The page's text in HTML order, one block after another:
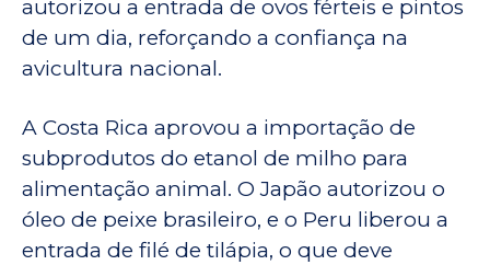
autorizou a entrada de ovos férteis e pintos
de um dia, reforçando a confiança na
avicultura nacional.
A Costa Rica aprovou a importação de
subprodutos do etanol de milho para
alimentação animal. O Japão autorizou o
óleo de peixe brasileiro, e o Peru liberou a
entrada de filé de tilápia, o que deve